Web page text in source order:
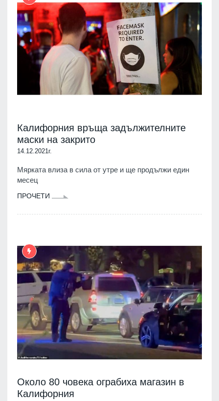
Калифорния връща задължителните
маски на закрито
14.12.2021г.
Мярката влиза в сила от утре и ще продължи един
месец
ПРОЧЕТИ
Около 80 човека ограбиха магазин в
Калифорния